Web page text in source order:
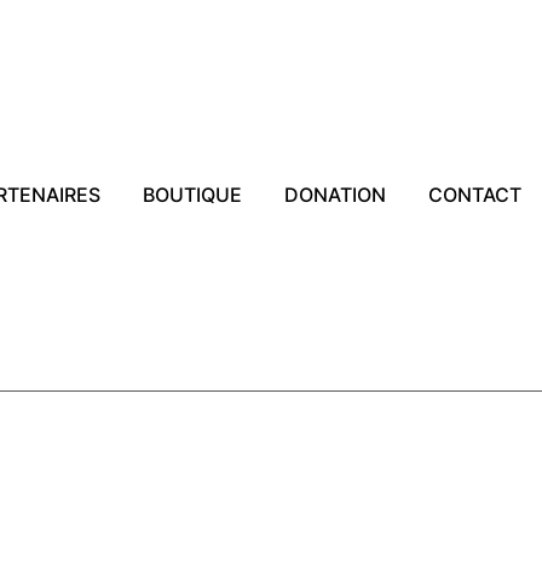
BOUTIQUE DONATION CONTACT